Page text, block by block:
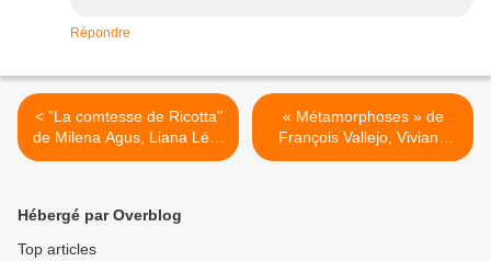
Répondre
< "La comtesse de Ricotta"
de Milena Agus, Liana Lévi,
2009 (It), 2012 (F)
« Métamorphoses » de
François Vallejo, Viviane
Hamy, 2012 (F) >
Hébergé par Overblog
Top articles